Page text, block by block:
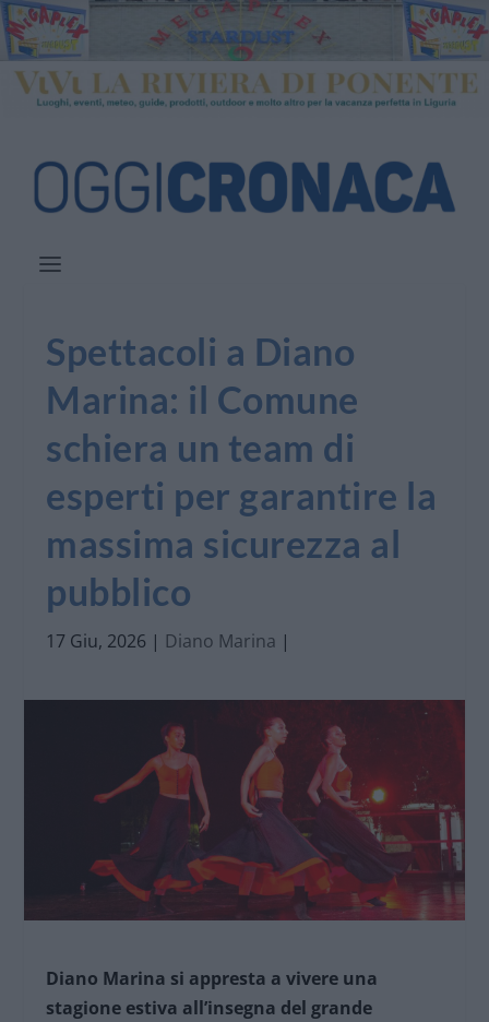
Spettacoli a Diano
Marina: il Comune
schiera un team di
esperti per garantire la
massima sicurezza al
pubblico
17 Giu, 2026 | Diano Marina |
Diano Marina si appresta a vivere una
stagione estiva all’insegna del grande